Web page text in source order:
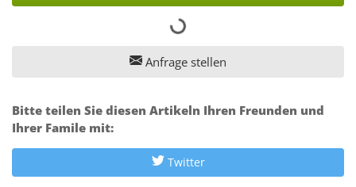
Anfrage stellen
Bitte teilen Sie diesen Artikeln Ihren Freunden und
Ihrer Famile mit:
Twitter